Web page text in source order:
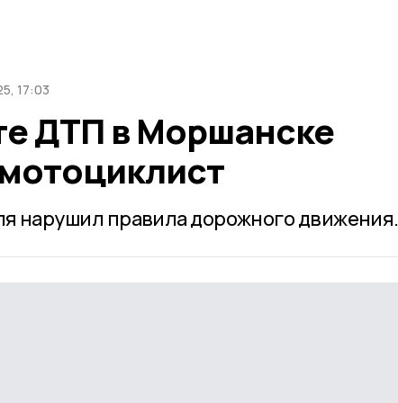
17:03
ДТП в Моршанске
нарушил правила дорожного движения.